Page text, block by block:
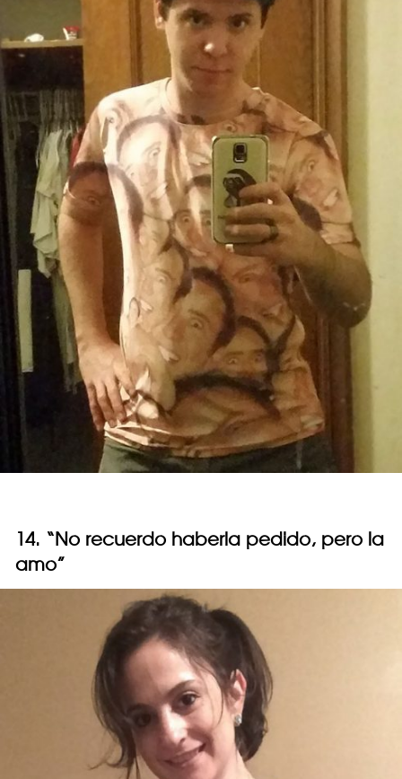
14. “No recuerdo haberla pedido, pero la
amo”